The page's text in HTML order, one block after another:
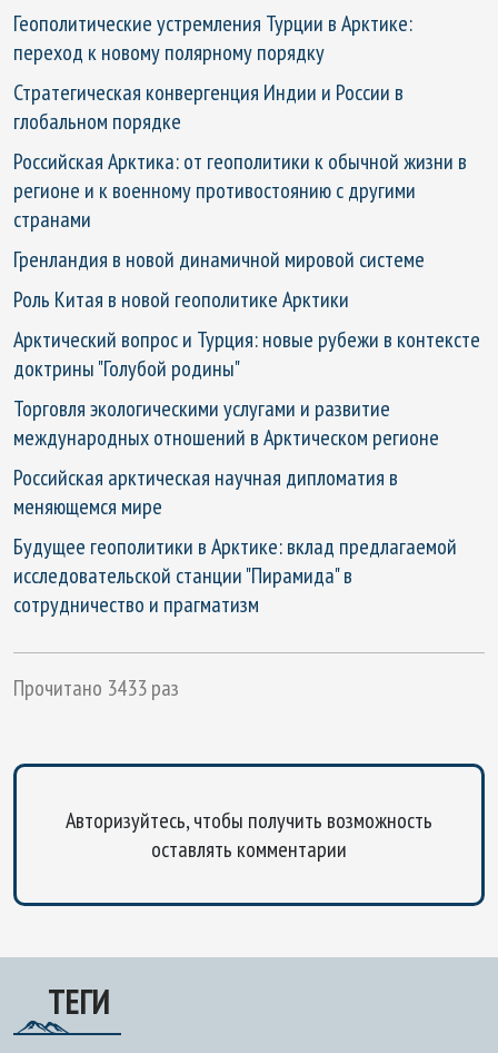
Геополитические устремления Турции в Арктике:
переход к новому полярному порядку
Стратегическая конвергенция Индии и России в
глобальном порядке
Российская Арктика: от геополитики к обычной жизни в
регионе и к военному противостоянию с другими
странами
Гренландия в новой динамичной мировой системе
Роль Китая в новой геополитике Арктики
Арктический вопрос и Турция: новые рубежи в контексте
доктрины "Голубой родины"
Торговля экологическими услугами и развитие
международных отношений в Арктическом регионе
Российская арктическая научная дипломатия в
меняющемся мире
Будущее геополитики в Арктике: вклад предлагаемой
исследовательской станции "Пирамида" в
сотрудничество и прагматизм
Прочитано 3433 раз
Авторизуйтесь, чтобы получить возможность
оставлять комментарии
ТЕГИ